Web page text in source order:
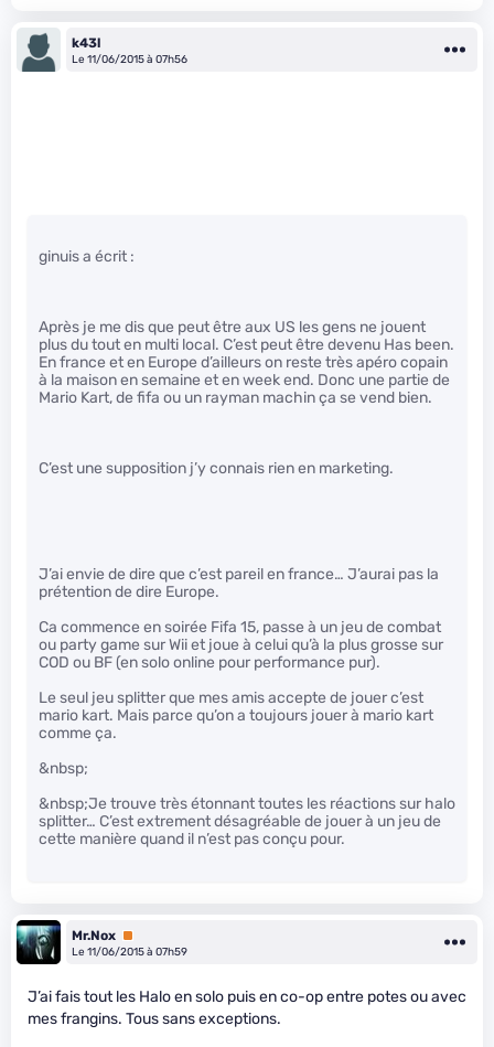
k43l
Le 11/06/2015 à 07h56
ginuis a écrit :
Après je me dis que peut être aux US les gens ne jouent
plus du tout en multi local. C’est peut être devenu Has been.
En france et en Europe d’ailleurs on reste très apéro copain
à la maison en semaine et en week end. Donc une partie de
Mario Kart, de fifa ou un rayman machin ça se vend bien.
C’est une supposition j’y connais rien en marketing.
J’ai envie de dire que c’est pareil en france… J’aurai pas la
prétention de dire Europe.
Ca commence en soirée Fifa 15, passe à un jeu de combat
ou party game sur Wii et joue à celui qu’à la plus grosse sur
COD ou BF (en solo online pour performance pur).
Le seul jeu splitter que mes amis accepte de jouer c’est
mario kart. Mais parce qu’on a toujours jouer à mario kart
comme ça.
&nbsp;
&nbsp;Je trouve très étonnant toutes les réactions sur halo
splitter… C’est extrement désagréable de jouer à un jeu de
cette manière quand il n’est pas conçu pour.
Mr.Nox Premium
Le 11/06/2015 à 07h59
J’ai fais tout les Halo en solo puis en co-op entre potes ou avec
mes frangins. Tous sans exceptions.